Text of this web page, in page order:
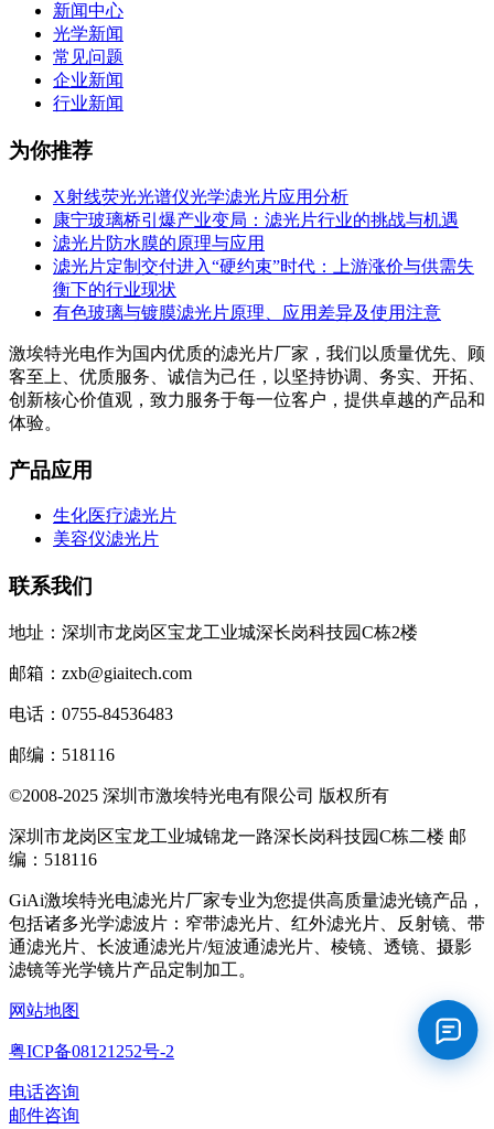
新闻中心
光学新闻
常见问题
企业新闻
行业新闻
为你推荐
X射线荧光光谱仪光学滤光片应用分析
康宁玻璃桥引爆产业变局：滤光片行业的挑战与机遇
滤光片防水膜的原理与应用
滤光片定制交付进入“硬约束”时代：上游涨价与供需失
衡下的行业现状
有色玻璃与镀膜滤光片原理、应用差异及使用注意
激埃特光电作为国内优质的滤光片厂家，我们以质量优先、顾
客至上、优质服务、诚信为己任，以坚持协调、务实、开拓、
创新核心价值观，致力服务于每一位客户，提供卓越的产品和
体验。
产品应用
生化医疗滤光片
美容仪滤光片
联系我们
地址：深圳市龙岗区宝龙工业城深长岗科技园C栋2楼
邮箱：zxb@giaitech.com
电话：0755-84536483
邮编：518116
©2008-2025 深圳市激埃特光电有限公司 版权所有
深圳市龙岗区宝龙工业城锦龙一路深长岗科技园C栋二楼 邮
编：518116
GiAi激埃特光电滤光片厂家专业为您提供高质量滤光镜产品，
包括诸多光学滤波片：窄带滤光片、红外滤光片、反射镜、带
通滤光片、长波通滤光片/短波通滤光片、棱镜、透镜、摄影
滤镜等光学镜片产品定制加工。
网站地图
粤ICP备08121252号-2
电话咨询
邮件咨询